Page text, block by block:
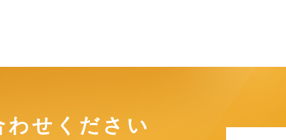
わせください